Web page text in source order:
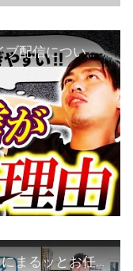
【ブルーオーシャン】今後のライブ配信について語ります。
テレシー 「テレビCMはテレシーにまるッとお任せ！」篇